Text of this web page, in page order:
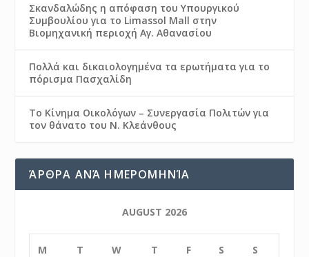
Σκανδαλώδης η απόφαση του Υπουργικού
Συμβουλίου για το Limassol Mall στην
Βιομηχανική περιοχή Αγ. Αθανασίου
Πολλά και δικαιολογημένα τα ερωτήματα για το
πόρισμα Πασχαλίδη
Το Κίνημα Οικολόγων – Συνεργασία Πολιτών για
τον θάνατο του Ν. Κλεάνθους
ΆΡΘΡΑ ΑΝΆ ΗΜΕΡΟΜΗΝΊΑ
AUGUST 2026
M T W T F S S